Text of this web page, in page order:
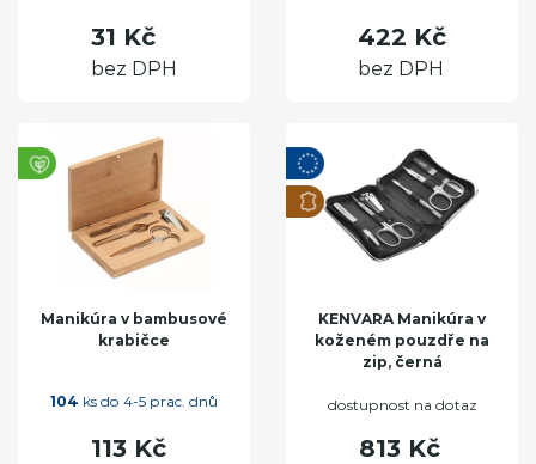
31 Kč
bez DPH
422 Kč
bez DPH
Manikúra v bambusové
krabičce
104 ks do 4-5 prac. dnů
113 Kč
KENVARA Manikúra v
koženém pouzdře na
zip, černá
dostupnost na dotaz
813 Kč